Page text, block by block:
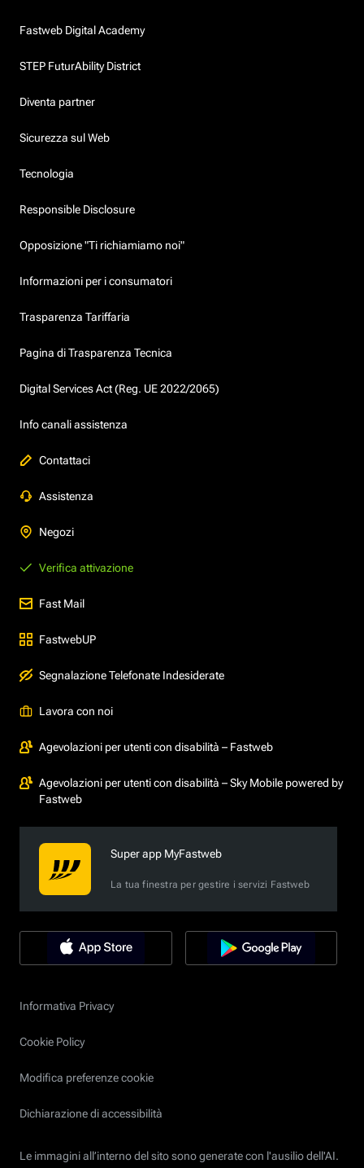
Fastweb Digital Academy
STEP FuturAbility District
Diventa partner
Sicurezza sul Web
Tecnologia
Responsible Disclosure
Opposizione "Ti richiamiamo noi"
Informazioni per i consumatori
Trasparenza Tariffaria
Pagina di Trasparenza Tecnica
Digital Services Act (Reg. UE 2022/2065)
Info canali assistenza
Contattaci
Assistenza
Negozi
Verifica attivazione
Fast Mail
FastwebUP
Segnalazione Telefonate Indesiderate
Lavora con noi
Agevolazioni per utenti con disabilità – Fastweb
Agevolazioni per utenti con disabilità – Sky Mobile powered by
Fastweb
Super app MyFastweb
La tua finestra per gestire i servizi Fastweb
Informativa Privacy
Cookie Policy
Modifica preferenze cookie
Dichiarazione di accessibilità
Le immagini all’interno del sito sono generate con l'ausilio dell'AI.